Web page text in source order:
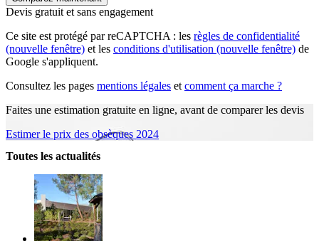
Devis gratuit et sans engagement
Ce site est protégé par reCAPTCHA : les règles de confidentialité
(nouvelle fenêtre) et les conditions d'utilisation (nouvelle fenêtre) de
Google s'appliquent.
Consultez les pages mentions légales et comment ça marche ?
Faites une estimation gratuite en ligne, avant de comparer les devis
Estimer le prix des obsèques 2024
Toutes les actualités